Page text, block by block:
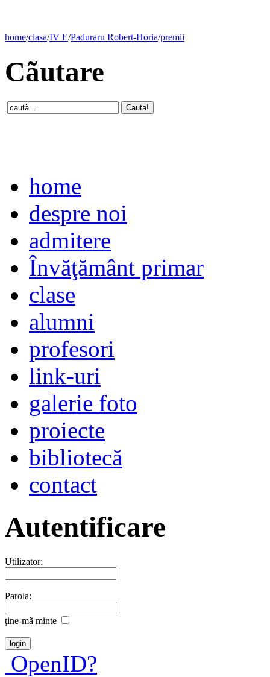
home/clasa/IV E/Paduraru Robert-Horia/premii
Cãutare
home
despre noi
admitere
Învăţământ primar
clase
alumni
profesori
link-uri
galerie foto
proiecte
bibliotecă
contact
Autentificare
Utilizator:
Parola:
ţine-mã minte
OpenID?